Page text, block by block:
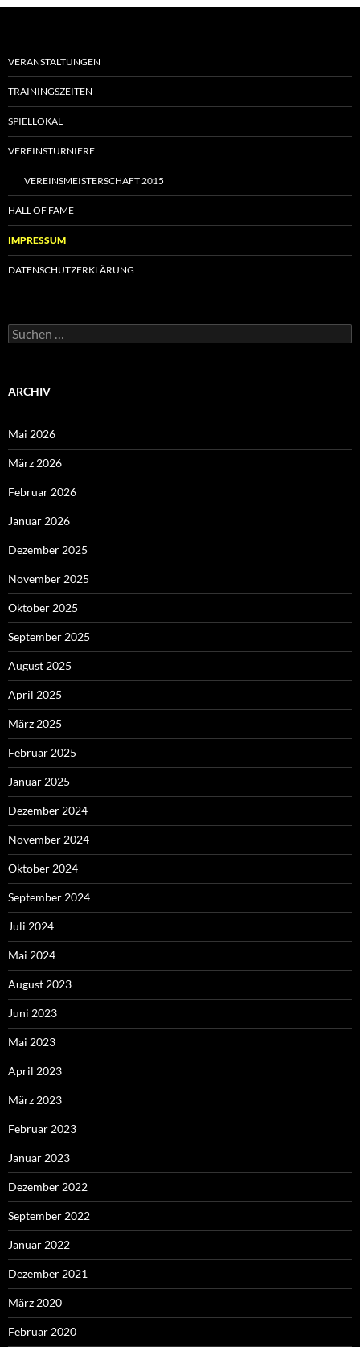
VERANSTALTUNGEN
TRAININGSZEITEN
SPIELLOKAL
VEREINSTURNIERE
VEREINSMEISTERSCHAFT 2015
HALL OF FAME
IMPRESSUM
DATENSCHUTZERKLÄRUNG
Suchen
nach:
ARCHIV
Mai 2026
März 2026
Februar 2026
Januar 2026
Dezember 2025
November 2025
Oktober 2025
September 2025
August 2025
April 2025
März 2025
Februar 2025
Januar 2025
Dezember 2024
November 2024
Oktober 2024
September 2024
Juli 2024
Mai 2024
August 2023
Juni 2023
Mai 2023
April 2023
März 2023
Februar 2023
Januar 2023
Dezember 2022
September 2022
Januar 2022
Dezember 2021
März 2020
Februar 2020